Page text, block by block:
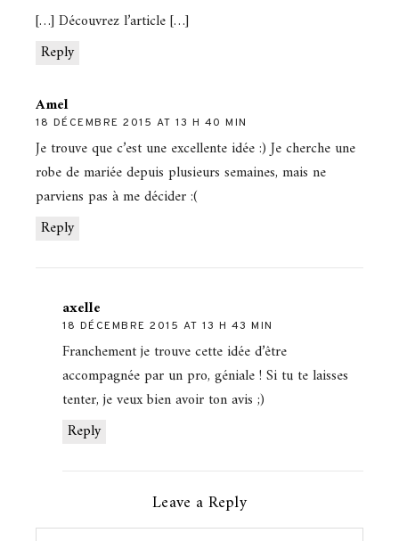
Reply
[…] Découvrez l’article […]
Amel
18 DÉCEMBRE 2015 AT 13 H 40 MIN
Reply
Je trouve que c’est une excellente idée :) Je cherche une
robe de mariée depuis plusieurs semaines, mais ne
parviens pas à me décider :(
axelle
18 DÉCEMBRE 2015 AT 13 H 43 MIN
Reply
Franchement je trouve cette idée d’être
accompagnée par un pro, géniale ! Si tu te laisses
tenter, je veux bien avoir ton avis ;)
Leave a Reply